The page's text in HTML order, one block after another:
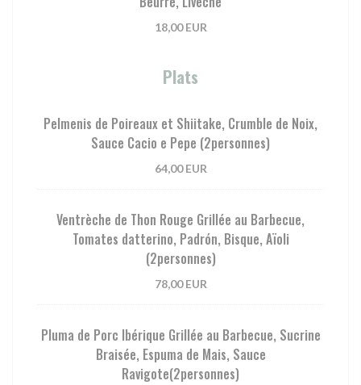
18,00 EUR
Plats
Pelmenis de Poireaux et Shiitake, Crumble de Noix,
Sauce Cacio e Pepe (2personnes)
64,00 EUR
Ventrèche de Thon Rouge Grillée au Barbecue,
Tomates datterino, Padrón, Bisque, Aïoli
(2personnes)
78,00 EUR
Pluma de Porc Ibérique Grillée au Barbecue, Sucrine
Braisée, Espuma de Mais, Sauce
Ravigote(2personnes)